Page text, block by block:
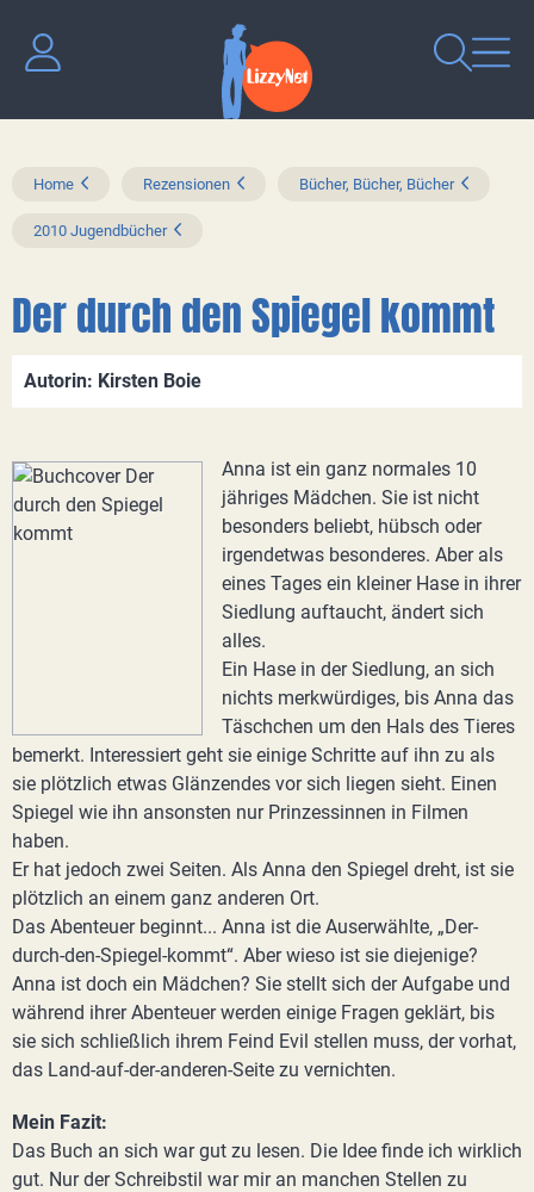
Home Rezensionen Bücher, Bücher, Bücher
2010 Jugendbücher
Der durch den Spiegel kommt
Autorin: Kirsten Boie
Anna ist ein ganz normales 10
jähriges Mädchen. Sie ist nicht
besonders beliebt, hübsch oder
irgendetwas besonderes. Aber als
eines Tages ein kleiner Hase in ihrer
Siedlung auftaucht, ändert sich
alles.
Ein Hase in der Siedlung, an sich
nichts merkwürdiges, bis Anna das
Täschchen um den Hals des Tieres
bemerkt. Interessiert geht sie einige Schritte auf ihn zu als
sie plötzlich etwas Glänzendes vor sich liegen sieht. Einen
Spiegel wie ihn ansonsten nur Prinzessinnen in Filmen
haben.
Er hat jedoch zwei Seiten. Als Anna den Spiegel dreht, ist sie
plötzlich an einem ganz anderen Ort.
Das Abenteuer beginnt... Anna ist die Auserwählte, „Der-
durch-den-Spiegel-kommt“. Aber wieso ist sie diejenige?
Anna ist doch ein Mädchen? Sie stellt sich der Aufgabe und
während ihrer Abenteuer werden einige Fragen geklärt, bis
sie sich schließlich ihrem Feind Evil stellen muss, der vorhat,
das Land-auf-der-anderen-Seite zu vernichten.
Mein Fazit:
Das Buch an sich war gut zu lesen. Die Idee finde ich wirklich
gut. Nur der Schreibstil war mir an manchen Stellen zu